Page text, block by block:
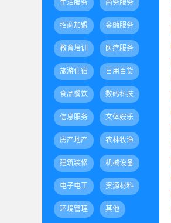
生活服务 商务服务
招商加盟 金融服务
教育培训 医疗服务
旅游住宿 日用百货
食品餐饮 数码科技
信息服务 文体娱乐
房产地产 农林牧渔
建筑装修 机械设备
电子电工 资源材料
环境管理 其他